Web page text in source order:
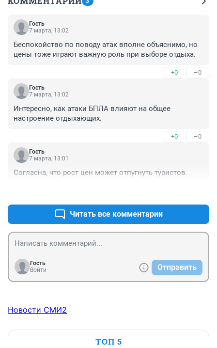
Гость
7 марта, 13:02
Беспокойство по поводу атак вполне объяснимо, но
цены тоже играют важную роль при выборе отдыха.
+0 –0
Гость
7 марта, 13:02
Интересно, как атаки БПЛА влияют на общее
настроение отдыхающих.
+0 –0
Гость
7 марта, 13:01
Согласна, что рост цен может отпугнуть туристов.
Читать все комментарии
Гость
Войти
Отправить
Новости СМИ2
ТОП 5